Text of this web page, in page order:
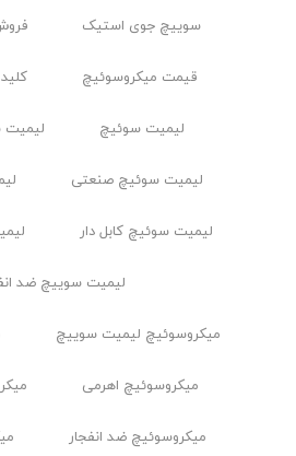
سوییچ جوی استیک
قیمت میکروسوئیچ
لیمیت سوئیچ لیمیت
لیمیت سوئیچ صنعتی
لیمیت سوئیچ کابل ‌دار
لیمیت سوییچ ضد
ميكروسوئيچ ليميت سوييچ
میکروسوئیچ اهرمی
میکروسوئیچ ضد انفجار